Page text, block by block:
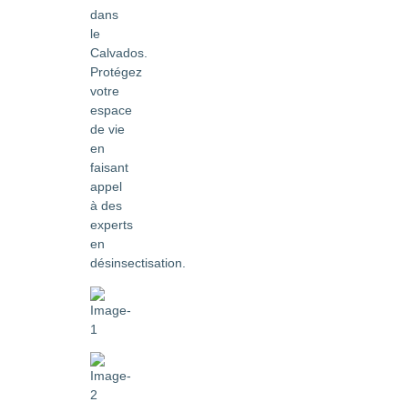
dans
le
Calvados.
Protégez
votre
espace
de vie
en
faisant
appel
à des
experts
en
désinsectisation.